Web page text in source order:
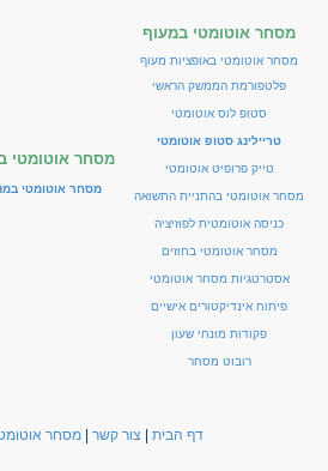
מסחר אוטומטי במעוף
מסחר אוטומטי באופציות מעוף
פלטפורמת הממשק הראשי
סטופ לוס אוטומטי
טריילינג סטופ אוטומטי
טייק פרופיט אוטומטי
מסחר אוטומטי בהתניית התשואה
כניסה אוטומטית לפוזיציה
מסחר אוטומטי בחוזים
אסטרטגיות מסחר אוטומטי
פיתוח אינדיקטורים אישיים
פקודות מונחי שעון
רובוט מסחר
מסחר אוטומטי
מסחר אוטומטי
דף הבית צור קשר מסחר